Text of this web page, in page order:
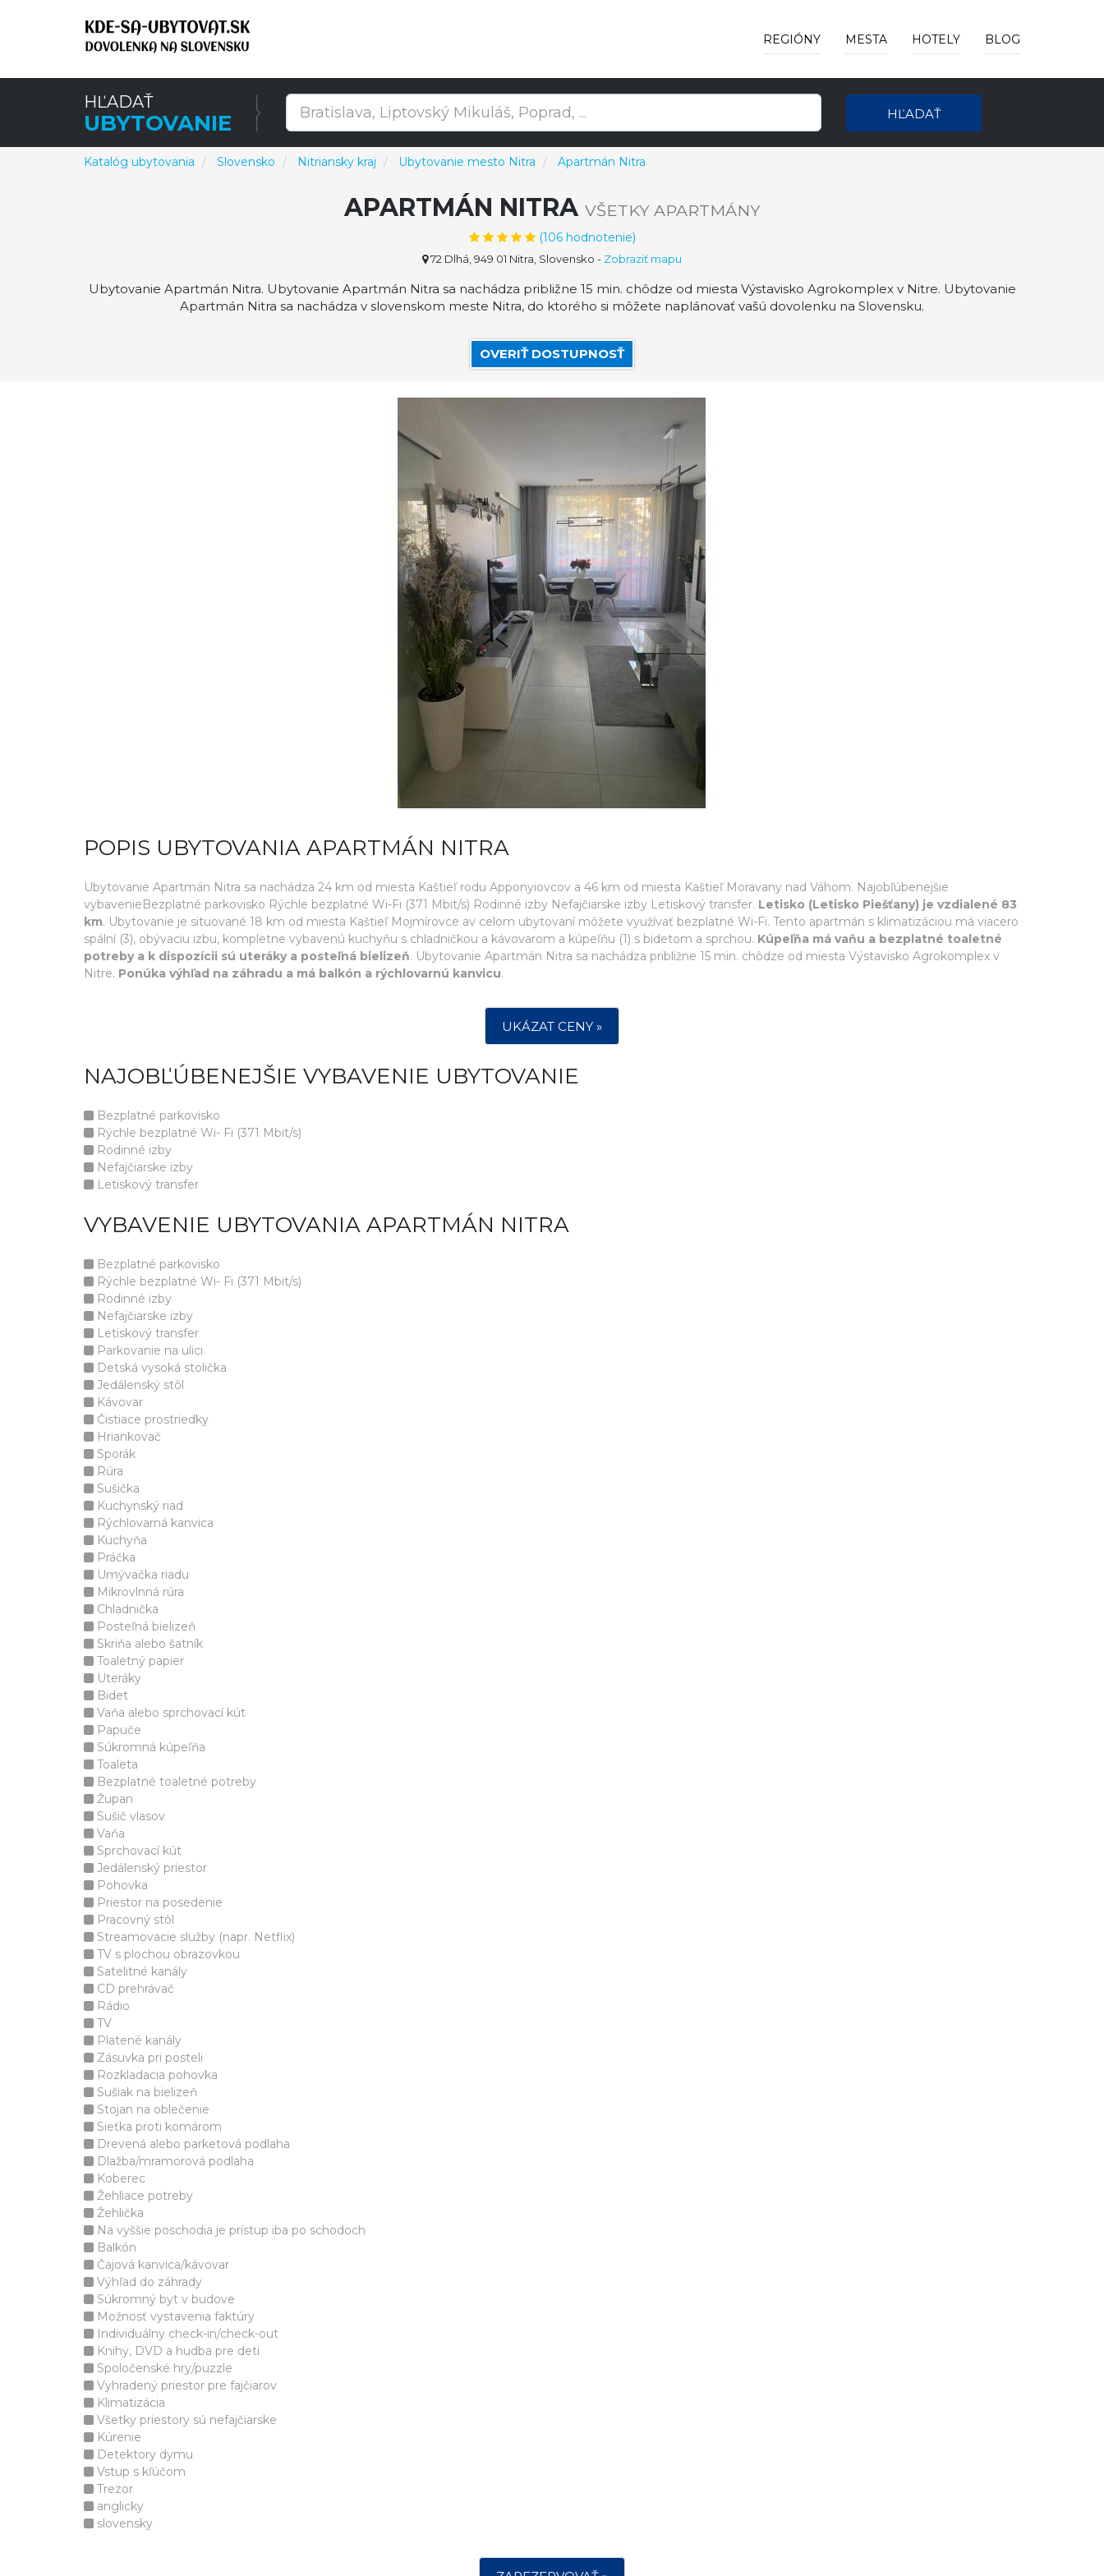
REGIÓNY MESTA HOTELY BLOG
HĽADAŤ
UBYTOVANIE HĽADAŤ
Katalóg ubytovania Slovensko Nitriansky kraj Ubytovanie mesto Nitra Apartmán Nitra
APARTMÁN NITRA VŠETKY APARTMÁNY
(106hodnotenie)
72 Dlhá, 949 01 Nitra, Slovensko - Zobraziť mapu
Ubytovanie Apartmán Nitra. Ubytovanie Apartmán Nitra sa nachádza približne 15 min. chôdze od miesta Výstavisko Agrokomplex v Nitre. Ubytovanie
Apartmán Nitra sa nachádza v slovenskom meste Nitra, do ktorého si môžete naplánovať vašú dovolenku na Slovensku.
OVERIŤ DOSTUPNOSŤ
POPIS UBYTOVANIA APARTMÁN NITRA
Ubytovanie Apartmán Nitra sa nachádza 24 km od miesta Kaštieľ rodu Apponyiovcov a 46 km od miesta Kaštieľ Moravany nad Váhom. Najobľúbenejšie
vybavenieBezplatné parkovisko Rýchle bezplatné Wi-Fi (371 Mbit/s) Rodinné izby Nefajčiarske izby Letiskový transfer. Letisko (Letisko Piešťany) je vzdialené 83
km. Ubytovanie je situované 18 km od miesta Kaštieľ Mojmírovce av celom ubytovaní môžete využívať bezplatné Wi-Fi. Tento apartmán s klimatizáciou má viacero
spální (3), obývaciu izbu, kompletne vybavenú kuchyňu s chladničkou a kávovarom a kúpeľňu (1) s bidetom a sprchou. Kúpeľňa má vaňu a bezplatné toaletné
potreby a k dispozícii sú uteráky a posteľná bielizeň. Ubytovanie Apartmán Nitra sa nachádza približne 15 min. chôdze od miesta Výstavisko Agrokomplex v
Nitre. Ponúka výhľad na záhradu a má balkón a rýchlovarnú kanvicu.
UKÁZAT CENY »
NAJOBĽÚBENEJŠIE VYBAVENIE UBYTOVANIE
Bezplatné parkovisko
Rýchle bezplatné Wi- Fi (371 Mbit/s)
Rodinné izby
Nefajčiarske izby
Letiskový transfer
VYBAVENIE UBYTOVANIA APARTMÁN NITRA
Bezplatné parkovisko
Rýchle bezplatné Wi- Fi (371 Mbit/s)
Rodinné izby
Nefajčiarske izby
Letiskový transfer
Parkovanie na ulici
Detská vysoká stolička
Jedálenský stôl
Kávovar
Čistiace prostriedky
Hriankovač
Sporák
Rúra
Sušička
Kuchynský riad
Rýchlovarná kanvica
Kuchyňa
Práčka
Umývačka riadu
Mikrovlnná rúra
Chladnička
Posteľná bielizeň
Skriňa alebo šatník
Toaletný papier
Uteráky
Bidet
Vaňa alebo sprchovací kút
Papuče
Súkromná kúpeľňa
Toaleta
Bezplatné toaletné potreby
Župan
Sušič vlasov
Vaňa
Sprchovací kút
Jedálenský priestor
Pohovka
Priestor na posedenie
Pracovný stôl
Streamovacie služby (napr. Netflix)
TV s plochou obrazovkou
Satelitné kanály
CD prehrávač
Rádio
TV
Platené kanály
Zásuvka pri posteli
Rozkladacia pohovka
Sušiak na bielizeň
Stojan na oblečenie
Sieťka proti komárom
Drevená alebo parketová podlaha
Dlažba/mramorová podlaha
Koberec
Žehliace potreby
Žehlička
Na vyššie poschodia je prístup iba po schodoch
Balkón
Čajová kanvica/kávovar
Výhľad do záhrady
Súkromný byt v budove
Možnosť vystavenia faktúry
Individuálny check-in/check-out
Knihy, DVD a hudba pre deti
Spoločenské hry/puzzle
Vyhradený priestor pre fajčiarov
Klimatizácia
Všetky priestory sú nefajčiarske
Kúrenie
Detektory dymu
Vstup s kľúčom
Trezor
anglicky
slovensky